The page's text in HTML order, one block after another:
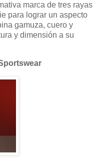
marca de tres rayas
para lograr un aspecto
gamuza, cuero y
y dimensión a su